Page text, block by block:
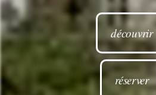
découvrir
réserver